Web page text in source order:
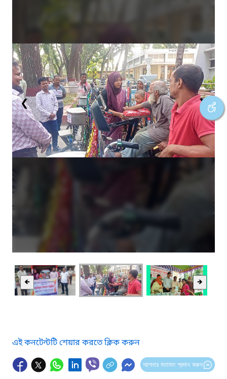
❮ ❯
🡸 🡺
এই কনটেন্টটি শেয়ার করতে ক্লিক করুন
আপনার মতামত প্রদান করুন